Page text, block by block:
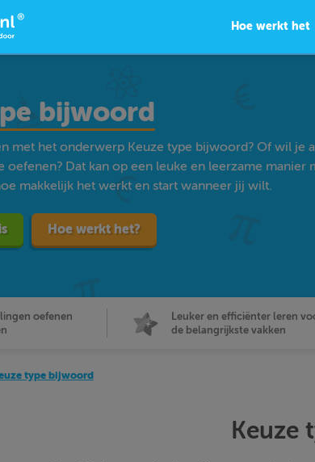
Hoe werkt het
bijwoord
met het onderwerp Keuze type bijwoord? Of wil je
Dat kan op een leuke en leerzame manier
makkelijk het werkt en start wanneer jij wilt.
Hoe werkt het?
oefenen
Leuker en efficiënter leren
de belangrijkste vakken
type bijwoord
Keuze